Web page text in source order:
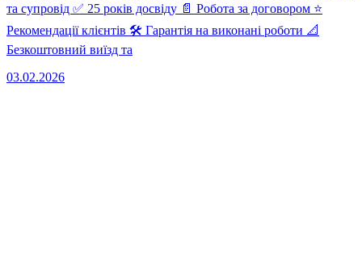
та супровід ✅ 25 років досвіду 📄 Робота за договором ⭐
Рекомендації клієнтів 🛠 Гарантія на виконані роботи 📐
Безкоштовний виїзд та
03.02.2026